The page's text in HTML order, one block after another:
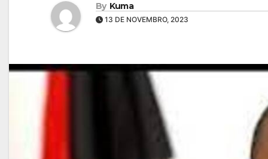
By Kuma
13 DE NOVEMBRO, 2023